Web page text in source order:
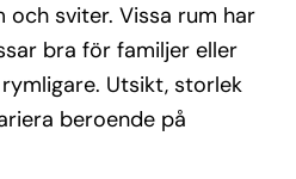
och sviter. Vissa rum har
bra för familjer eller
Utsikt, storlek
beroende på